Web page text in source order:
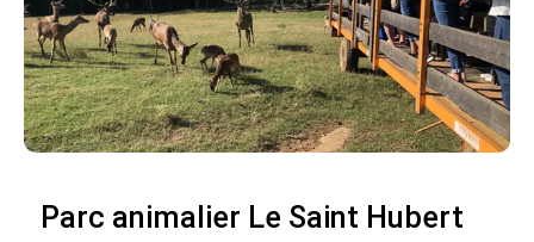
Parc animalier Le Saint Hubert